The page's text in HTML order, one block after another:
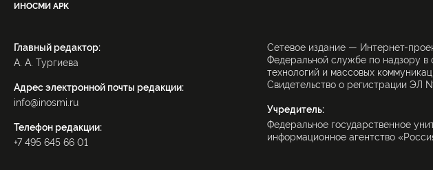
ИНОСМИ APK
Главный редактор:
А. А. Тургиева
Адрес электронной почты редакции:
info@inosmi.ru
Телефон редакции:
+7 495 645 66 01
Сетевое издание — Интернет-
Федеральной службе по надзору в
технологий и массовых
Свидетельство о регистрации ЭЛ
Учредитель:
Федеральное государственное
информационное агентство